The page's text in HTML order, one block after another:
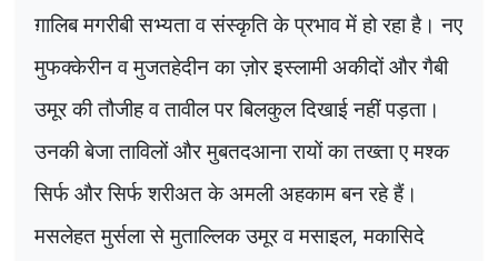
ग़ालिब मगरीबी सभ्यता व संस्कृति के प्रभाव में हो रहा है। नए
मुफक्केरीन व मुजतहेदीन का ज़ोर इस्लामी अकीदों और गैबी
उमूर की तौजीह व तावील पर बिलकुल दिखाई नहीं पड़ता।
उनकी बेजा ताविलों और मुबतदआना रायों का तख्ता ए मश्क
सिर्फ और सिर्फ शरीअत के अमली अहकाम बन रहे हैं।
मसलेहत मुर्सला से मुताल्लिक उमूर व मसाइल,मकासिदे